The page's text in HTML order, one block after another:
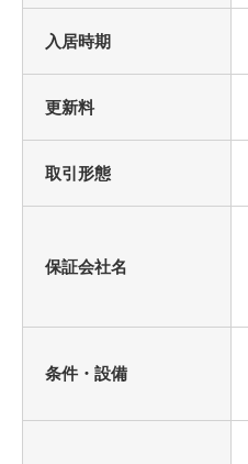
入居時期
更新料
取引形態
保証会社名
条件・設備